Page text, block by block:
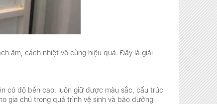
âm, cách nhiệt vô cùng hiệu quả. Đây là giải
có độ bền cao, luôn giữ được màu sắc, cấu trúc
gia chủ trong quá trình vệ sinh và bảo dưỡng